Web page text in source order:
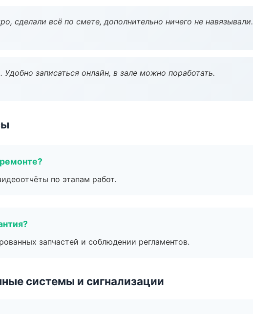
сделали всё по смете, дополнительно ничего не навязывали.
записаться онлайн, в зале можно поработать.
по этапам работ.
запчастей и соблюдении регламентов.
системы и сигнализации